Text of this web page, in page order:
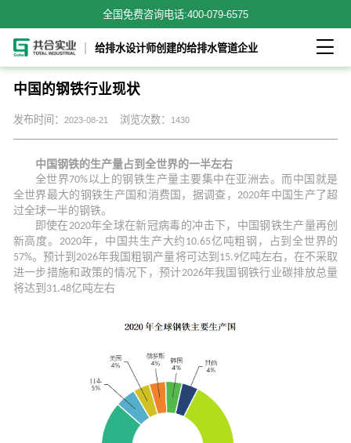
全国免费咨询电话:400-079-6575
给排水设计师创建的给排水管道企业 
中国的钢铁行业现状
发布时间： 2023-08-21 浏览次数： 1430
中国钢铁的生产量占到全世界的一半左右
全世界70%以上的钢铁生产量主要集中在亚洲去。而中国就是
全世界最大的钢铁生产国和消费国，据调查，2020年中国生产了超
过全球一半的钢铁。
即使在2020年全球在新冠病毒的冲击下，中国钢铁生产量再创
新高度。 2020年，中国共生产大约 10.65亿吨粗钢，占到全世界的
57%。预计到 2026年我国粗钢产量将可达到 15.9亿吨左右，在不采取
进一步措施和政策的情况下，预计2026年我国钢铁行业碳排放总量
将达到 31.48亿吨左右